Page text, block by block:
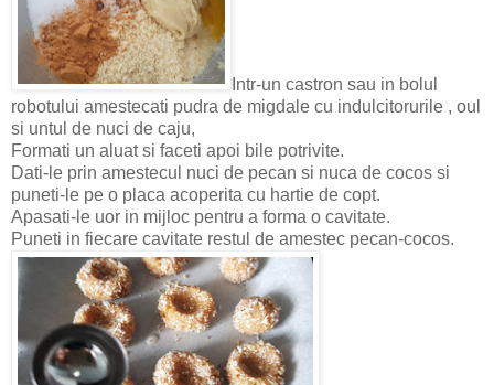
Intr-un castron sau in bolul
robotului amestecati pudra de migdale cu indulcitorurile , oul
si untul de nuci de caju,
Formati un aluat si faceti apoi bile potrivite.
Dati-le prin amestecul nuci de pecan si nuca de cocos si
puneti-le pe o placa acoperita cu hartie de copt.
Apasati-le uor in mijloc pentru a forma o cavitate.
Puneti in fiecare cavitate restul de amestec pecan-cocos.